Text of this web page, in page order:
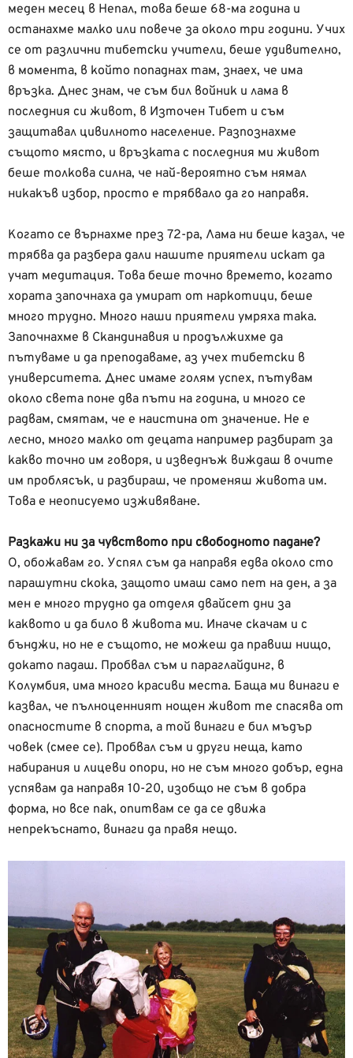
меден месец в Непал, това беше 68-ма година и
останахме малко или повече за около три години. Учих
се от различни тибетски учители, беше удивително,
в момента, в който попаднах там, знаех, че има
връзка. Днес знам, че съм бил войник и лама в
последния си живот, в Източен Тибет и съм
защитавал цивилното население. Разпознахме
същото място, и връзката с последния ми живот
беше толкова силна, че най-вероятно съм нямал
никакъв избор, просто е трябвало да го направя.
Когато се върнахме през 72-ра, Лама ни беше казал, че
трябва да разбера дали нашите приятели искат да
учат медитация. Това беше точно времето, когато
хората започнаха да умират от наркотици, беше
много трудно. Много наши приятели умряха така.
Започнахме в Скандинавия и продължихме да
пътуваме и да преподаваме, аз учех тибетски в
университета. Днес имаме голям успех, пътувам
около света поне два пъти на година, и много се
радвам, смятам, че е наистина от значение. Не е
лесно, много малко от децата например разбират за
какво точно им говоря, и изведнъж виждаш в очите
им проблясък, и разбираш, че променяш живота им.
Това е неописуемо изживяване.
Разкажи ни за чувството при свободното падане?
О, обожавам го. Успял съм да направя едва около сто
парашутни скока, защото имаш само пет на ден, а за
мен е много трудно да отделя двайсет дни за
каквото и да било в живота ми. Иначе скачам и с
бънджи, но не е същото, не можеш да правиш нищо,
докато падаш. Пробвал съм и параглайдинг, в
Колумбия, има много красиви места. Баща ми винаги е
казвал, че пълноценният нощен живот те спасява от
опасностите в спорта, а той винаги е бил мъдър
човек (смее се). Пробвал съм и други неща, като
набирания и лицеви опори, но не съм много добър, една
успявам да направя 10-20, изобщо не съм в добра
форма, но все пак, опитвам се да се движа
непрекъснато, винаги да правя нещо.